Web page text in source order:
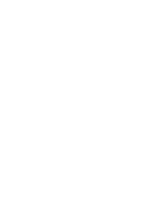
OFFICIEL DU PAIN PLAT